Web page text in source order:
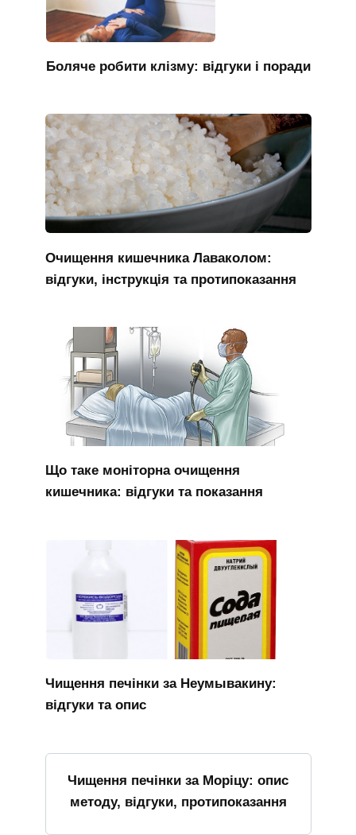
Боляче робити клізму: відгуки і поради
Очищення кишечника Лаваколом:
відгуки, інструкція та протипоказання
Що таке моніторна очищення
кишечника: відгуки та показання
Чищення печінки за Неумывакину:
відгуки та опис
Чищення печінки за Моріцу: опис
методу, відгуки, протипоказання